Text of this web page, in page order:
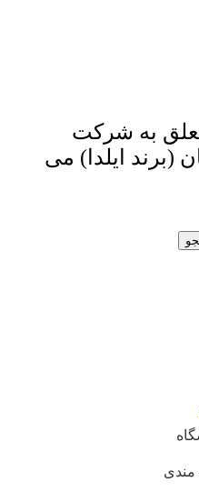
به شرکت
(برند ایلدا) می
مندی